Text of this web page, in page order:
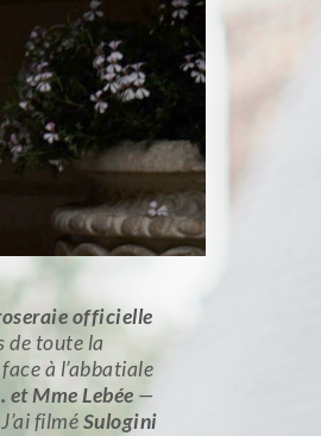
officielle
de toute la
à l’abbatiale
et Mme Lebée —
filméSulogini